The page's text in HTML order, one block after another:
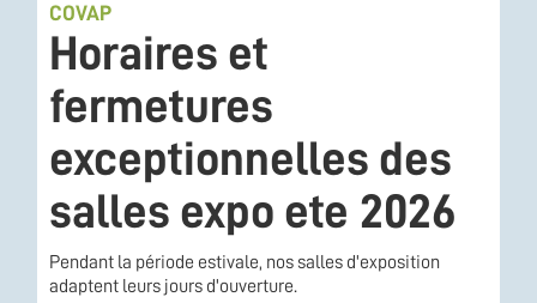
COVAP
Horaires et
fermetures
exceptionnelles des
salles expo ete 2026
Pendant la période estivale, nos salles d'exposition
adaptent leurs jours d'ouverture.